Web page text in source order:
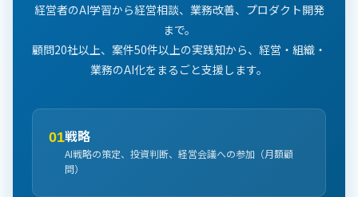
経営者のAI学習から経営相談、業務改善、プロダクト開発
まで。
顧問20社以上、案件50件以上の実践知から、経営・組織・
業務のAI化をまるごと支援します。
01戦略
AI戦略の策定、投資判断、経営会議への参加（月額顧
問）